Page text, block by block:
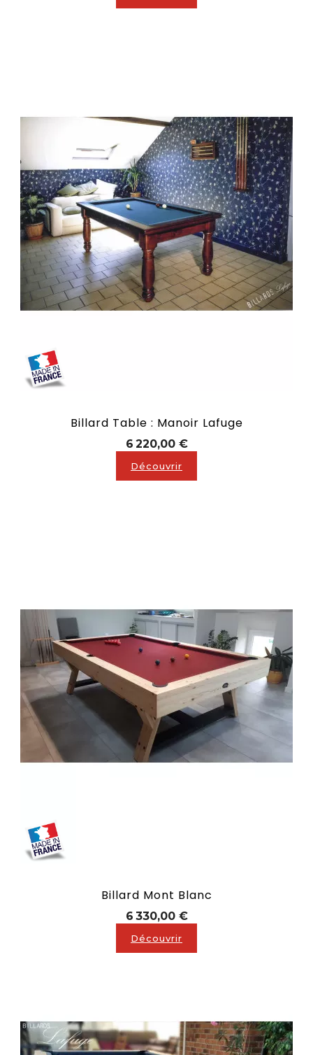
Billard Table : Manoir Lafuge
6 220,00 €Prix
Découvrir
Billard Mont Blanc
6 330,00 €Prix
Découvrir